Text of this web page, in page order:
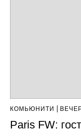
КОМЬЮНИТИ
Paris FW: